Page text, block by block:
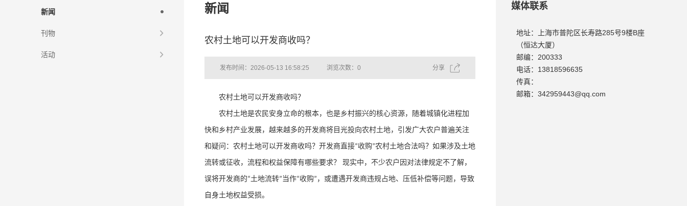
新闻
刊物
活动
新闻
农村土地可以开发商收吗？
发布时间：2026-05-13 16:58:25 浏览次数： 0 分享
农村土地可以开发商收吗？
农村土地是农民安身立命的根本，也是乡村振兴的核心资源，随着城镇化进程加
快和乡村产业发展，越来越多的开发商将目光投向农村土地，引发广大农户普遍关注
和疑问：农村土地可以开发商收吗？开发商直接“收购”农村土地合法吗？如果涉及土地
流转或征收，流程和权益保障有哪些要求？ 现实中，不少农户因对法律规定不了解，
误将开发商的“土地流转” 当作“收购” ，或遭遇开发商违规占地、压低补偿等问题，导致
自身土地权益受损。
媒体联系
地址：上海市普陀区长寿路285号9楼B座
（恒达大厦）
邮编：200333
电话：13818596635
传真：
邮箱：342959443@qq.com